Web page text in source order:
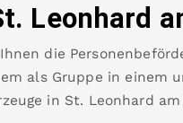
Leonhard
die
als Gruppe in einem
in St. Leonhard am